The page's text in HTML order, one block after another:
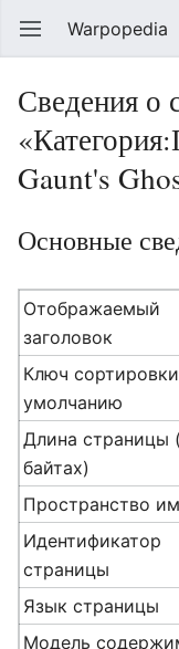
Warpopedia
Сведения о
Gaunt's
Основные
Отображаемый
заголовок
Ключ
умолчанию
Длина страницы
байтах)
Пространство
Идентификатор
страницы
Язык страницы
Модель